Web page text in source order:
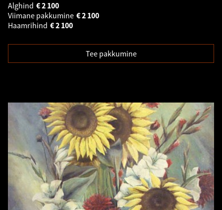
Alghind
2 100
€
Viimane pakkumine
2 100
€
Haamrihind
2 100
€
Tee pakkumine